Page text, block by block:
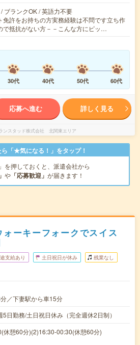
ブランクOK / 英語力不要
免許をお持ちの方実務経験は不問です立ち作
で抵抗がない方－－こんな方にピッ…
30代 40代 50代 60代
応募へ進む 詳しく見る
ンスタッド株式会社 北関東エリア
「★気になる！」をタップ！
を押しておくと、派遣会社から
や 「応募歓迎」 が届きます！
ーキーフォークでスイス
支給あり 土日祝日が休み 残業なし
／下妻駅から車15分
5日勤務/土日祝日休み（完全週休2日制）
休憩60分)(2)16:30-00:30(休憩60分)